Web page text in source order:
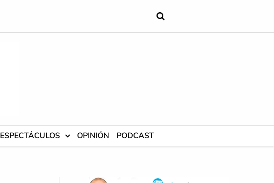
ESPECTÁCULOS OPINIÓN PODCAST